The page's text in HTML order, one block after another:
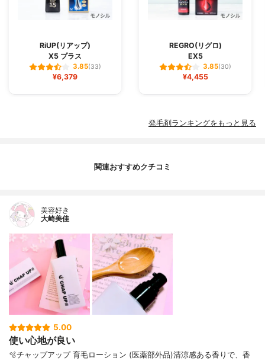
RiUP(リアップ)
X5 プラス
3.85(33)
¥6,379
REGRO(リグロ)
EX5
3.85(30)
¥4,455
発毛剤ランキングをもっと見る
関連おすすめクチコミ
美容好き
大崎美佳
5.00
使い心地が良い
🫧チャップアップ 育毛ローション (医薬部外品)清涼感ある香りで、香